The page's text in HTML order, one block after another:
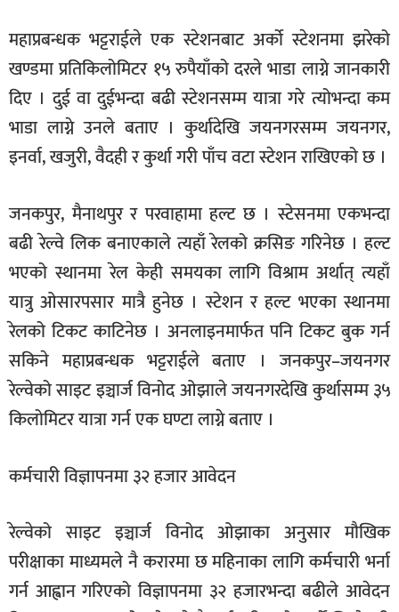
महाप्रबन्धक भट्टराईले एक स्टेशनबाट अर्को स्टेशनमा झरेको
खण्डमा प्रतिकिलोमिटर १५ रुपैयाँको दरले भाडा लाग्ने जानकारी
दिए । दुई वा दुईभन्दा बढी स्टेशनसम्म यात्रा गरे त्योभन्दा कम
भाडा लाग्ने उनले बताए । कुर्थादेखि जयनगरसम्म जयनगर,
इनर्वा, खजुरी, वैदही र कुर्था गरी पाँच वटा स्टेशन राखिएको छ ।
जनकपुर, मैनाथपुर र परवाहामा हल्ट छ । स्टेसनमा एकभन्दा
बढी रेल्वे लिक बनाएकाले त्यहाँ रेलको क्रसिङ गरिनेछ । हल्ट
भएको स्थानमा रेल केही समयका लागि विश्राम अर्थात् त्यहाँ
यात्रु ओसारपसार मात्रै हुनेछ । स्टेशन र हल्ट भएका स्थानमा
रेलको टिकट काटिनेछ । अनलाइनमार्फत पनि टिकट बुक गर्न
सकिने महाप्रबन्धक भट्टराईले बताए । जनकपुर–जयनगर
रेल्वेको साइट इञ्चार्ज विनोद ओझाले जयनगरदेखि कुर्थासम्म ३५
किलोमिटर यात्रा गर्न एक घण्टा लाग्ने बताए ।
कर्मचारी विज्ञापनमा ३२ हजार आवेदन
रेल्वेको साइट इञ्चार्ज विनोद ओझाका अनुसार मौखिक
परीक्षाका माध्यमले नै करारमा छ महिनाका लागि कर्मचारी भर्ना
गर्न आह्वान गरिएको विज्ञापनमा ३२ हजारभन्दा बढीले आवेदन